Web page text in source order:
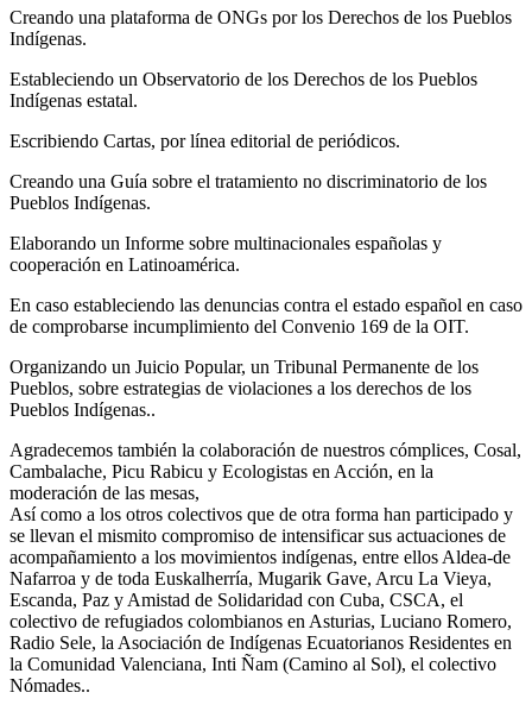
Creando una plataforma de ONGs por los Derechos de los Pueblos
Indígenas.
Estableciendo un Observatorio de los Derechos de los Pueblos
Indígenas estatal.
Escribiendo Cartas, por línea editorial de periódicos.
Creando una Guía sobre el tratamiento no discriminatorio de los
Pueblos Indígenas.
Elaborando un Informe sobre multinacionales españolas y
cooperación en Latinoamérica.
En caso estableciendo las denuncias contra el estado español en caso
de comprobarse incumplimiento del Convenio 169 de la OIT.
Organizando un Juicio Popular, un Tribunal Permanente de los
Pueblos, sobre estrategias de violaciones a los derechos de los
Pueblos Indígenas..
Agradecemos también la colaboración de nuestros cómplices, Cosal,
Cambalache, Picu Rabicu y Ecologistas en Acción, en la
moderación de las mesas,
Así como a los otros colectivos que de otra forma han participado y
se llevan el mismito compromiso de intensificar sus actuaciones de
acompañamiento a los movimientos indígenas, entre ellos Aldea-de
Nafarroa y de toda Euskalherría, Mugarik Gave, Arcu La Vieya,
Escanda, Paz y Amistad de Solidaridad con Cuba, CSCA, el
colectivo de refugiados colombianos en Asturias, Luciano Romero,
Radio Sele, la Asociación de Indígenas Ecuatorianos Residentes en
la Comunidad Valenciana, Inti Ñam (Camino al Sol), el colectivo
Nómades..